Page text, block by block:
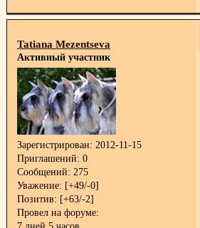
Tatiana Mezentseva
Активный участник
Зарегистрирован: 2012-11-15
Приглашений: 0
Сообщений: 275
Уважение: [+49/-0]
Позитив: [+63/-2]
Провел на форуме: